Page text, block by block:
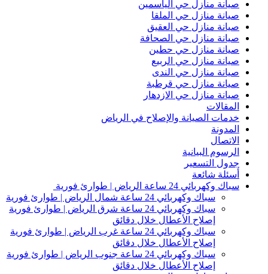
صيانة منازل حي الياسمين
صيانة منازل حي الملقا
صيانة منازل حي العقيق
صيانة منازل حي الصحافة
صيانة منازل حي حطين
صيانة منازل حي الربيع
صيانة منازل حي الندى
صيانة منازل حي قرطبة
صيانة منازل حي الازدهار
المقالات
خدمات الصيانة والإصلاح في الرياض
المدونة
الاتصال
الرسوم البيانية
جدول التسعير
أسئلة شائعة
سباك وكهربائي 24 ساعة الرياض | طوارئ فورية
سباك وكهربائي 24 ساعة شمال الرياض | طوارئ فورية
سباك وكهربائي 24 ساعة شرق الرياض | طوارئ فورية
إصلاح الأعطال خلال دقائق
سباك وكهربائي 24 ساعة غرب الرياض | طوارئ فورية
إصلاح الأعطال خلال دقائق
سباك وكهربائي 24 ساعة جنوب الرياض | طوارئ فورية
إصلاح الأعطال خلال دقائق